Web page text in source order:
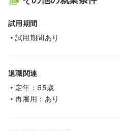
試用期間
試用期間あり
退職関連
定年：65歳
再雇用：あり